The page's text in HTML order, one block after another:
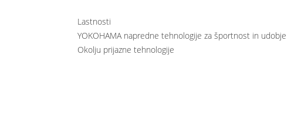
Lastnosti
YOKOHAMA napredne tehnologije za športnost in udobje
Okolju prijazne tehnologije